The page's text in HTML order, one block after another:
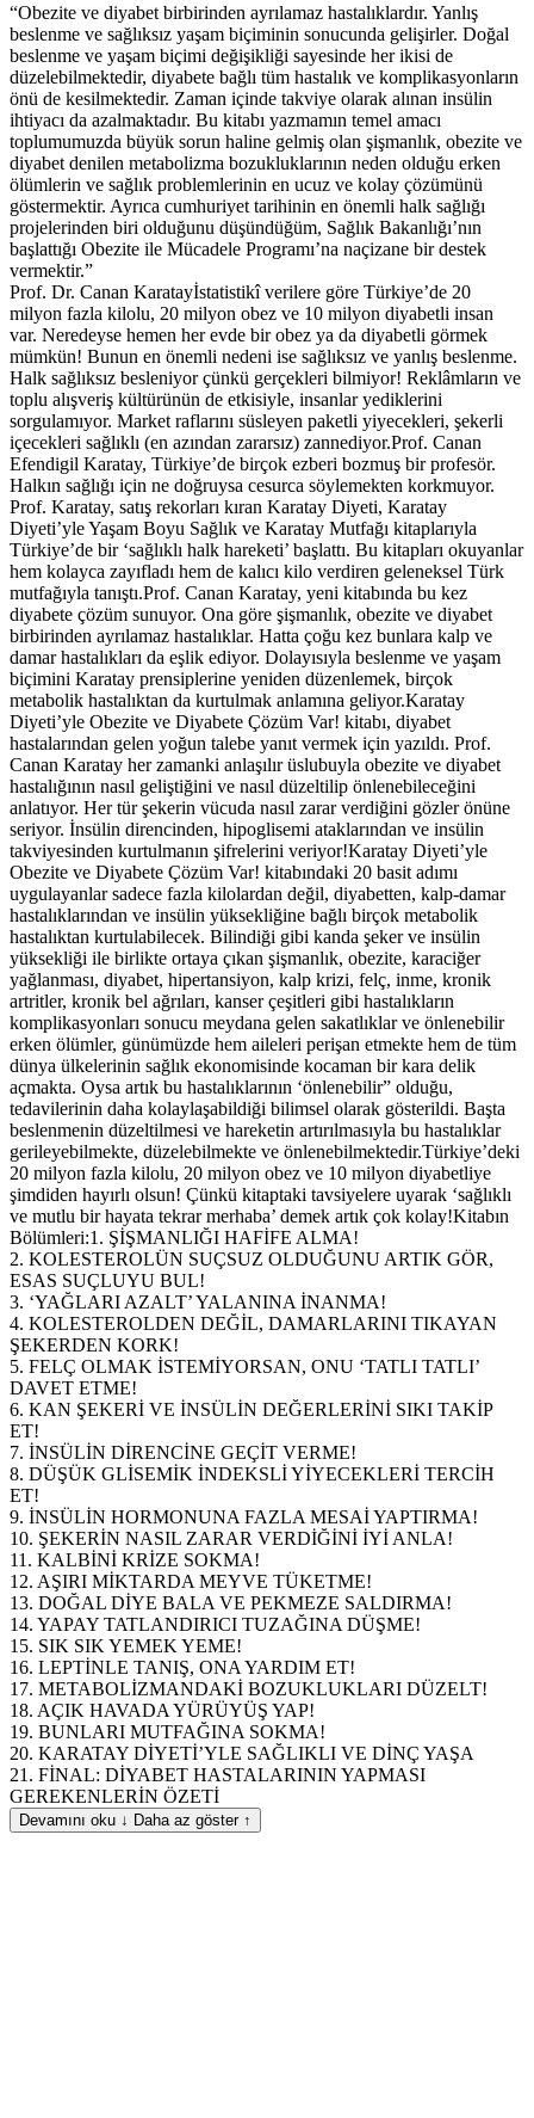
“Obezite ve diyabet birbirinden ayrılamaz hastalıklardır. Yanlış
beslenme ve sağlıksız yaşam biçiminin sonucunda gelişirler. Doğal
beslenme ve yaşam biçimi değişikliği sayesinde her ikisi de
düzelebilmektedir, diyabete bağlı tüm hastalık ve komplikasyonların
önü de kesilmektedir. Zaman içinde takviye olarak alınan insülin
ihtiyacı da azalmaktadır. Bu kitabı yazmamın temel amacı
toplumumuzda büyük sorun haline gelmiş olan şişmanlık, obezite ve
diyabet denilen metabolizma bozukluklarının neden olduğu erken
ölümlerin ve sağlık problemlerinin en ucuz ve kolay çözümünü
göstermektir. Ayrıca cumhuriyet tarihinin en önemli halk sağlığı
projelerinden biri olduğunu düşündüğüm, Sağlık Bakanlığı’nın
başlattığı Obezite ile Mücadele Programı’na naçizane bir destek
vermektir.”
Prof. Dr. Canan Karatayİstatistikî verilere göre Türkiye’de 20
milyon fazla kilolu, 20 milyon obez ve 10 milyon diyabetli insan
var. Neredeyse hemen her evde bir obez ya da diyabetli görmek
mümkün! Bunun en önemli nedeni ise sağlıksız ve yanlış beslenme.
Halk sağlıksız besleniyor çünkü gerçekleri bilmiyor! Reklâmların ve
toplu alışveriş kültürünün de etkisiyle, insanlar yediklerini
sorgulamıyor. Market raflarını süsleyen paketli yiyecekleri, şekerli
içecekleri sağlıklı (en azından zararsız) zannediyor.Prof. Canan
Efendigil Karatay, Türkiye’de birçok ezberi bozmuş bir profesör.
Halkın sağlığı için ne doğruysa cesurca söylemekten korkmuyor.
Prof. Karatay, satış rekorları kıran Karatay Diyeti, Karatay
Diyeti’yle Yaşam Boyu Sağlık ve Karatay Mutfağı kitaplarıyla
Türkiye’de bir ‘sağlıklı halk hareketi’ başlattı. Bu kitapları okuyanlar
hem kolayca zayıfladı hem de kalıcı kilo verdiren geleneksel Türk
mutfağıyla tanıştı.Prof. Canan Karatay, yeni kitabında bu kez
diyabete çözüm sunuyor. Ona göre şişmanlık, obezite ve diyabet
birbirinden ayrılamaz hastalıklar. Hatta çoğu kez bunlara kalp ve
damar hastalıkları da eşlik ediyor. Dolayısıyla beslenme ve yaşam
biçimini Karatay prensiplerine yeniden düzenlemek, birçok
metabolik hastalıktan da kurtulmak anlamına geliyor.Karatay
Diyeti’yle Obezite ve Diyabete Çözüm Var! kitabı, diyabet
hastalarından gelen yoğun talebe yanıt vermek için yazıldı. Prof.
Canan Karatay her zamanki anlaşılır üslubuyla obezite ve diyabet
hastalığının nasıl geliştiğini ve nasıl düzeltilip önlenebileceğini
anlatıyor. Her tür şekerin vücuda nasıl zarar verdiğini gözler önüne
seriyor. İnsülin direncinden, hipoglisemi ataklarından ve insülin
takviyesinden kurtulmanın şifrelerini veriyor!Karatay Diyeti’yle
Obezite ve Diyabete Çözüm Var! kitabındaki 20 basit adımı
uygulayanlar sadece fazla kilolardan değil, diyabetten, kalp-damar
hastalıklarından ve insülin yüksekliğine bağlı birçok metabolik
hastalıktan kurtulabilecek. Bilindiği gibi kanda şeker ve insülin
yüksekliği ile birlikte ortaya çıkan şişmanlık, obezite, karaciğer
yağlanması, diyabet, hipertansiyon, kalp krizi, felç, inme, kronik
artritler, kronik bel ağrıları, kanser çeşitleri gibi hastalıkların
komplikasyonları sonucu meydana gelen sakatlıklar ve önlenebilir
erken ölümler, günümüzde hem aileleri perişan etmekte hem de tüm
dünya ülkelerinin sağlık ekonomisinde kocaman bir kara delik
açmakta. Oysa artık bu hastalıklarının ‘önlenebilir” olduğu,
tedavilerinin daha kolaylaşabildiği bilimsel olarak gösterildi. Başta
beslenmenin düzeltilmesi ve hareketin artırılmasıyla bu hastalıklar
gerileyebilmekte, düzelebilmekte ve önlenebilmektedir.Türkiye’deki
20 milyon fazla kilolu, 20 milyon obez ve 10 milyon diyabetliye
şimdiden hayırlı olsun! Çünkü kitaptaki tavsiyelere uyarak ‘sağlıklı
ve mutlu bir hayata tekrar merhaba’ demek artık çok kolay!Kitabın
Bölümleri:1. ŞİŞMANLIĞI HAFİFE ALMA!
2. KOLESTEROLÜN SUÇSUZ OLDUĞUNU ARTIK GÖR,
ESAS SUÇLUYU BUL!
3. ‘YAĞLARI AZALT’ YALANINA İNANMA!
4. KOLESTEROLDEN DEĞİL, DAMARLARINI TIKAYAN
ŞEKERDEN KORK!
5. FELÇ OLMAK İSTEMİYORSAN, ONU ‘TATLI TATLI’
DAVET ETME!
6. KAN ŞEKERİ VE İNSÜLİN DEĞERLERİNİ SIKI TAKİP
ET!
7. İNSÜLİN DİRENCİNE GEÇİT VERME!
8. DÜŞÜK GLİSEMİK İNDEKSLİ YİYECEKLERİ TERCİH
ET!
9. İNSÜLİN HORMONUNA FAZLA MESAİ YAPTIRMA!
10. ŞEKERİN NASIL ZARAR VERDİĞİNİ İYİ ANLA!
11. KALBİNİ KRİZE SOKMA!
12. AŞIRI MİKTARDA MEYVE TÜKETME!
13. DOĞAL DİYE BALA VE PEKMEZE SALDIRMA!
14. YAPAY TATLANDIRICI TUZAĞINA DÜŞME!
15. SIK SIK YEMEK YEME!
16. LEPTİNLE TANIŞ, ONA YARDIM ET!
17. METABOLİZMANDAKİ BOZUKLUKLARI DÜZELT!
18. AÇIK HAVADA YÜRÜYÜŞ YAP!
19. BUNLARI MUTFAĞINA SOKMA!
20. KARATAY DİYETİ’YLE SAĞLIKLI VE DİNÇ YAŞA
21. FİNAL: DİYABET HASTALARININ YAPMASI
GEREKENLERİN ÖZETİ
Devamını oku ↓ Daha az göster ↑